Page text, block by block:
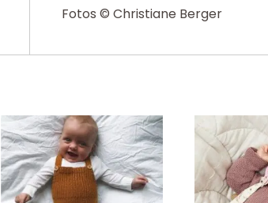
Fotos © Christiane Berger